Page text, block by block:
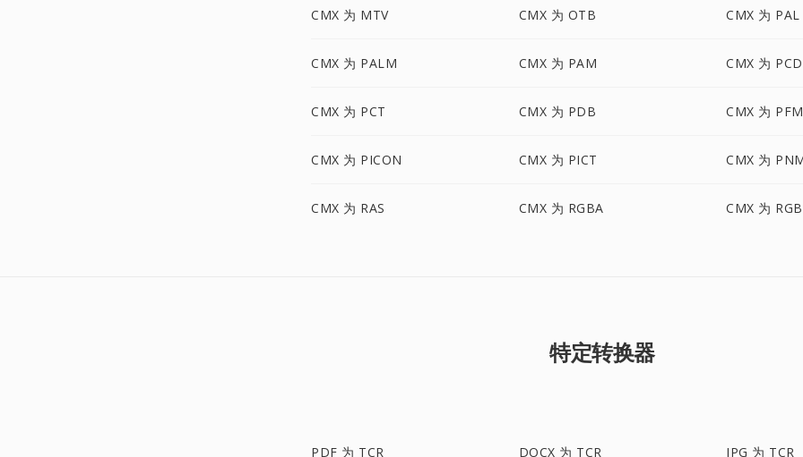
CMX 为 MTV CMX 为 OTB CMX 为 PAL
CMX 为 PALM CMX 为 PAM CMX 为 PCD
CMX 为 PCT CMX 为 PDB CMX 为 PFM
CMX 为 PICON CMX 为 PICT CMX 为
CMX 为 RAS CMX 为 RGBA CMX 为
特定转换器
PDF 为 TCR DOCX 为 TCR JPG 为 TCR